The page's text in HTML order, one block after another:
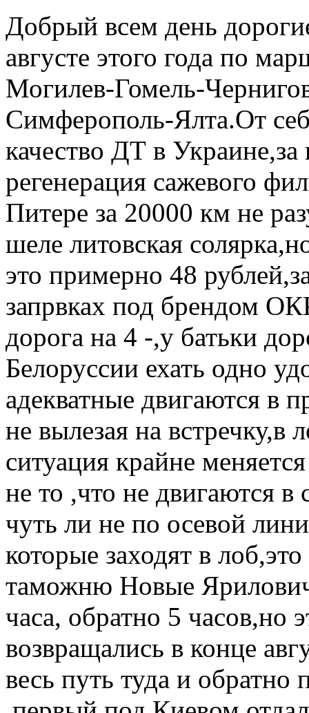
Добрый всем день
августе этого года по
Могилев-Гомель-
Симферополь-Ялта.От
качество ДТ в
регенерация сажевого
Питере за 20000 км не
шеле литовская
это примерно 48
запрвках под брендом
дорога на 4 -,у батьки
Белоруссии ехать одно
адекватные двигаются в
не вылезая на встречку,в
ситуация крайне
не то ,что не двигаются
чуть ли не по осевой
которые заходят в
таможню Новые
часа, обратно 5 часов,но
возвращались в конце
весь путь туда и обратно